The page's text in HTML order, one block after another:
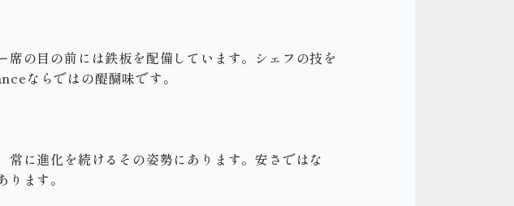
の目の前には鉄板を配備しています。シェフの技を
ならではの醍醐味です。
に進化を続けるその姿勢にあります。安さではな
ます。